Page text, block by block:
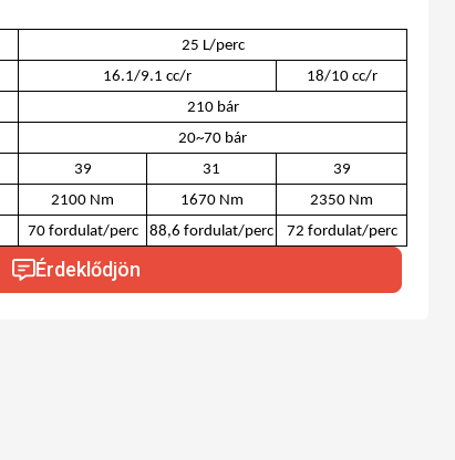
25 L/perc
16.1/9.1 cc/r
18/10 cc/r
210 bár
20~70 bár
39 31
39
2100 Nm 1670 Nm
2350 Nm
70 fordulat/perc 88,6 fordulat/perc 72 fordulat/perc
Érdeklődjön